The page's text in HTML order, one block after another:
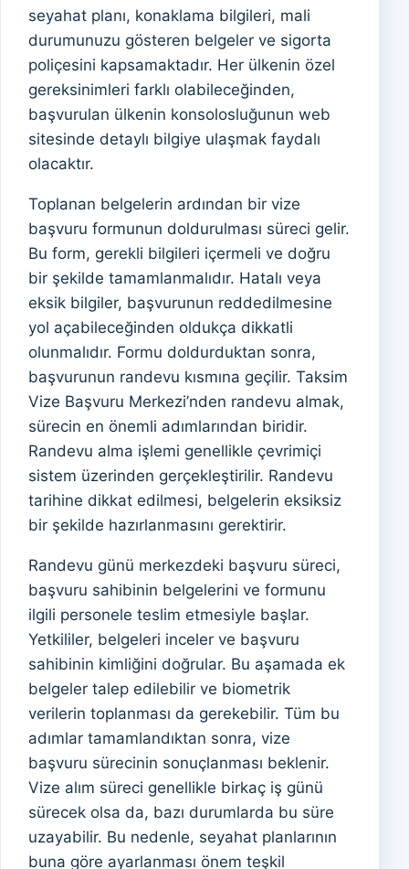
seyahat planı, konaklama bilgileri, mali
durumunuzu gösteren belgeler ve sigorta
poliçesini kapsamaktadır. Her ülkenin özel
gereksinimleri farklı olabileceğinden,
başvurulan ülkenin konsolosluğunun web
sitesinde detaylı bilgiye ulaşmak faydalı
olacaktır.
Toplanan belgelerin ardından bir vize
başvuru formunun doldurulması süreci gelir.
Bu form, gerekli bilgileri içermeli ve doğru
bir şekilde tamamlanmalıdır. Hatalı veya
eksik bilgiler, başvurunun reddedilmesine
yol açabileceğinden oldukça dikkatli
olunmalıdır. Formu doldurduktan sonra,
başvurunun randevu kısmına geçilir. Taksim
Vize Başvuru Merkezi’nden randevu almak,
sürecin en önemli adımlarından biridir.
Randevu alma işlemi genellikle çevrimiçi
sistem üzerinden gerçekleştirilir. Randevu
tarihine dikkat edilmesi, belgelerin eksiksiz
bir şekilde hazırlanmasını gerektirir.
Randevu günü merkezdeki başvuru süreci,
başvuru sahibinin belgelerini ve formunu
ilgili personele teslim etmesiyle başlar.
Yetkililer, belgeleri inceler ve başvuru
sahibinin kimliğini doğrular. Bu aşamada ek
belgeler talep edilebilir ve biometrik
verilerin toplanması da gerekebilir. Tüm bu
adımlar tamamlandıktan sonra, vize
başvuru sürecinin sonuçlanması beklenir.
Vize alım süreci genellikle birkaç iş günü
sürecek olsa da, bazı durumlarda bu süre
uzayabilir. Bu nedenle, seyahat planlarının
buna göre ayarlanması önem teşkil